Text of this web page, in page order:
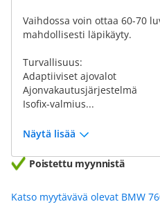
Vaihdossa voin ottaa 60-70
mahdollisesti läpikäyty.
Turvallisuus:
Adaptiiviset ajovalot
Ajonvakautusjärjestelmä
Isofix-valmius...
Näytä lisää
Poistettu myynnistä
Katso myytävävä olevat BMW